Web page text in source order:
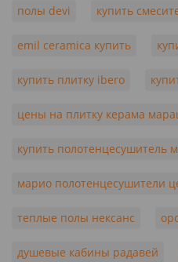
полы devi купить
emil ceramica купить
купить плитку ibero
цены на плитку керама
купить полотенцесушитель
марио полотенцесушители
теплые полы нексанс
душевые кабины радавей